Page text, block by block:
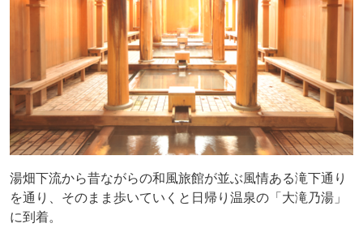
湯畑下流から昔ながらの和風旅館が並ぶ風情ある滝下通り
を通り、そのまま歩いていくと日帰り温泉の「大滝乃湯」
に到着。